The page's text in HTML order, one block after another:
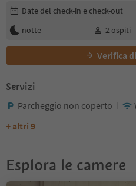
Modifica i dettagli della
Date del check-in e check-out
notte
2 ospiti
Verifica
Servizi
Parcheggio non coperto
+ altri 9
Esplora le camere